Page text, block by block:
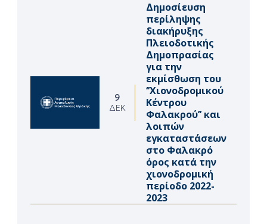
9
ΔΕΚ
Δημοσίευση
περίληψης
διακήρυξης
Πλειοδοτικής
Δημοπρασίας
για την
εκμίσθωση του
‘’Χιονοδρομικού
Κέντρου
Φαλακρού’’ και
λοιπών
εγκαταστάσεων
στο Φαλακρό
όρος κατά την
χιονοδρομική
περίοδο 2022-
2023